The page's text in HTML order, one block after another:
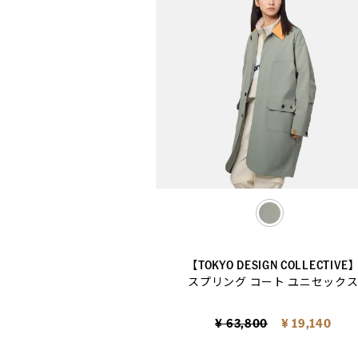
selected
【TOKYO DESIGN COLLECTIVE
スプリング コート ユニセックス
Price reduced from
¥ 63,800to ¥ 19,140